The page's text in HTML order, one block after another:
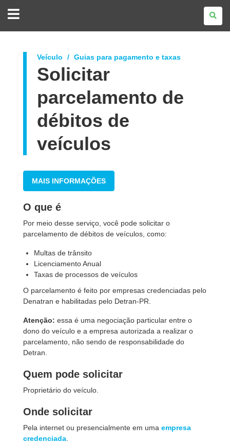
DO
Veículo Guias para pagamento e taxas
Solicitar
parcelamento de
débitos de
veículos
MAIS INFORMAÇÕES
O que é
Por meio desse serviço, você pode solicitar o
parcelamento de débitos de veículos, como:
Multas de trânsito
Licenciamento Anual
Taxas de processos de veículos
O parcelamento é feito por empresas credenciadas pelo
Denatran e habilitadas pelo Detran-PR.
Atenção: essa é uma negociação particular entre o
dono do veículo e a empresa autorizada a realizar o
parcelamento, não sendo de responsabilidade do
Detran.
Quem pode solicitar
Proprietário do veículo.
Onde solicitar
Pela internet ou presencialmente em uma empresa
credenciada